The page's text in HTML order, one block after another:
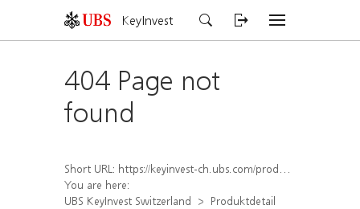
KeyInvest
404 Page not
found
Short URL: https://keyinvest-ch.ubs.com/produkt/detail/index/isin/CH1578406436
You are here:
UBS KeyInvest Switzerland
Produktdetail